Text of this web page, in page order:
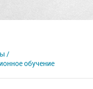
/
обучение